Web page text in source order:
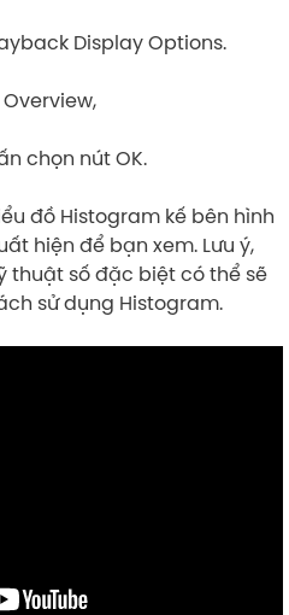
Display Options.
chọn nút OK.
đồ Histogram kế bên hình
hiện để bạn xem. Lưu ý,
thuật số đặc biệt có thể sẽ
sử dụng Histogram.